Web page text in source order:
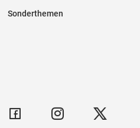
Sonderthemen